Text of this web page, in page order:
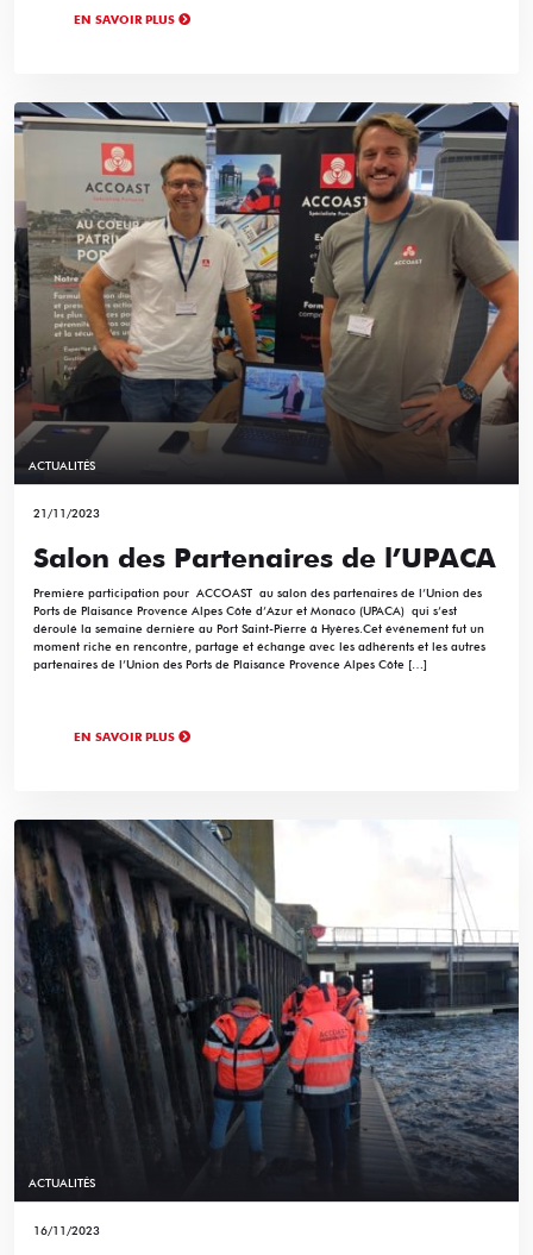
EN SAVOIR PLUS
ACTUALITÉS
21/11/2023
Salon des Partenaires de l’UPACA
Première participation pour ACCOAST au salon des partenaires de l’Union des
Ports de Plaisance Provence Alpes Côte d’Azur et Monaco (UPACA) qui s’est
déroulé la semaine dernière au Port Saint-Pierre à Hyères.Cet événement fut un
moment riche en rencontre, partage et échange avec les adhérents et les autres
partenaires de l’Union des Ports de Plaisance Provence Alpes Côte […]
EN SAVOIR PLUS
ACTUALITÉS
16/11/2023